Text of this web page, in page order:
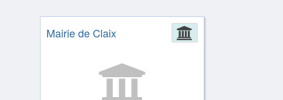
Administration
Mairie de Claix